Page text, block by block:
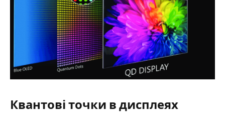
Квантові точки в дисплеях